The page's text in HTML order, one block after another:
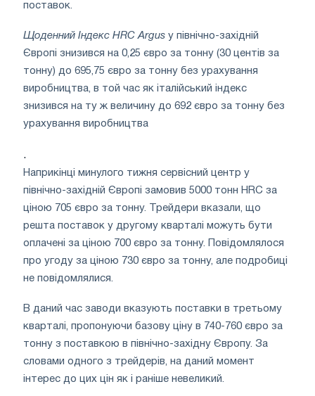
поставок.
Щоденний Індекс HRC Argus у північно-західній
Європі знизився на 0,25 євро за тонну (30 центів за
тонну) до 695,75 євро за тонну без урахування
виробництва, в той час як італійський індекс
знизився на ту ж величину до 692 євро за тонну без
урахування виробництва
.
Наприкінці минулого тижня сервісний центр у
північно-західній Європі замовив 5000 тонн HRC за
ціною 705 євро за тонну. Трейдери вказали, що
решта поставок у другому кварталі можуть бути
оплачені за ціною 700 євро за тонну. Повідомлялося
про угоду за ціною 730 євро за тонну, але подробиці
не повідомлялися.
В даний час заводи вказують поставки в третьому
кварталі, пропонуючи базову ціну в 740-760 євро за
тонну з поставкою в північно-західну Європу. За
словами одного з трейдерів, на даний момент
інтерес до цих цін як і раніше невеликий.